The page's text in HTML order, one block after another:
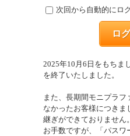
次回から自動的にロ
ロ
2025年10月6日をもちま
を終了いたしました。
また、長期間モニプラ
なかったお客様につきま
継ぎができておりません。
お手数ですが、「パスワ